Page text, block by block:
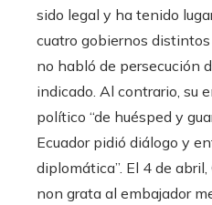
sido legal y ha tenido
cuatro gobiernos distintos
no habló de persecución
indicado. Al contrario, su
político “de huésped y
Ecuador pidió diálogo y
diplomática”. El 4 de
non grata al embajador